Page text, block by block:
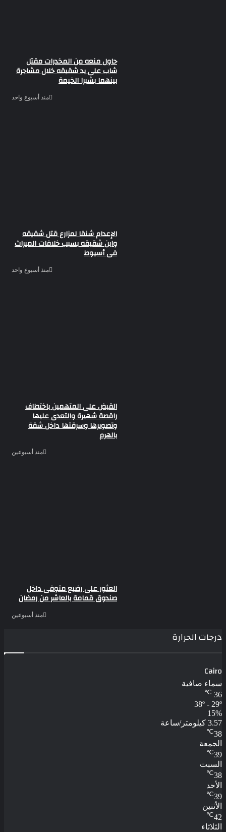
حاول منعه من المخدرات مقتل
شاب على يد شقيقه خلال مشاجرة
بينهما بشبرا الخيمة
منذ أسبوع واحد
الإعدام شنقا لمزارع قتل شقيقه
وابن شقيقه بسبب خلافات الميراث
فى أسيوط
منذ أسبوع واحد
القبض على المتهمين باختطاف
راقصة شهيرة والتعدى عليها
وتصويرها وسرقتها داخل شقة
بالهرم
منذ أسبوعين
العثور على رضيع متوفى داخل
صندوق قمامة بالعاشر من رمضان
منذ أسبوعين
درجات الحرارة
Cairo
سماء صافية
36
℃
38º - 29º
15%
3.57 كيلومتر/ساعة
38
℃
الجمعة
39
℃
السبت
38
℃
الأحد
39
℃
الأثنين
42
℃
الثلاثاء